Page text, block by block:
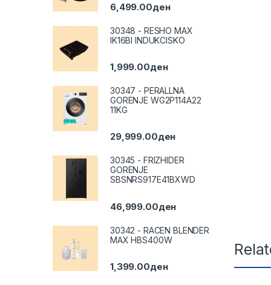
6,499.00ден
30348 - RESHO MAX
IK16BI INDUKCISKO
1,999.00ден
30347 - PERALLNA
GORENJE WG2P114A22
11KG
29,999.00ден
30345 - FRIZHIDER
GORENJE
SBSNRS917E41BXWD
46,999.00ден
30342 - RACEN BLENDER
MAX HBS400W
1,399.00ден